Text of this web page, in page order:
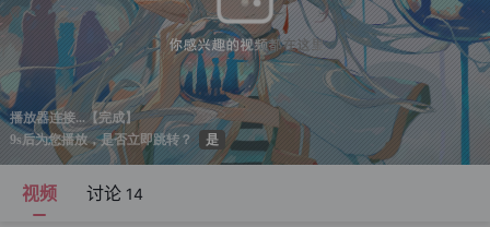
新番如果频繁出现花屏请切换线路！！！
视频 讨论 14